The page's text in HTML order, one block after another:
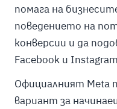
помага на
поведението на
конверсии и да
Facebook и
Официалният Meta
вариант за